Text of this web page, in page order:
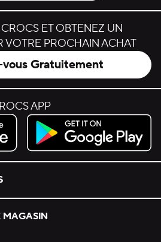
ET OBTENEZ UN
VOTRE PROCHAIN ACHAT
Gratuitement
APP
Get it on Google Play.
MAGASIN